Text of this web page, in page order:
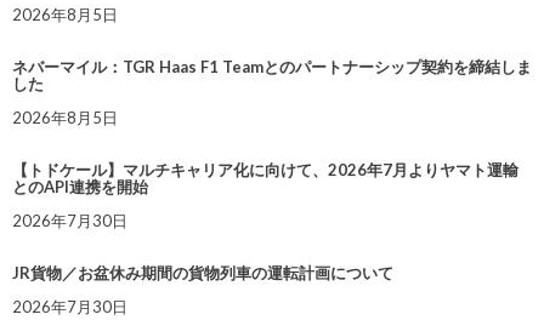
2026年8月5日
ネバーマイル：TGR Haas F1 Teamとのパートナーシップ契約を締結しま
した
2026年8月5日
【トドケール】マルチキャリア化に向けて、2026年7月よりヤマト運輸
とのAPI連携を開始
2026年7月30日
JR貨物／お盆休み期間の貨物列車の運転計画について
2026年7月30日